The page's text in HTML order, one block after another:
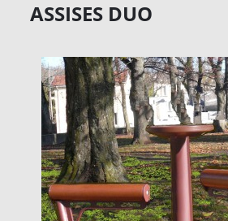
ASSISES DUO